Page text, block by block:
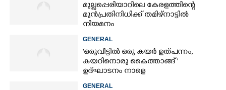
മുല്ലപ്പെരിയാറിലെ കേരളത്തിന്റെ
മുൻപ്രതിനിധിക്ക് തമിഴ്നാട്ടിൽ
നിയമനം
GENERAL
'ഒരുവീട്ടിൽ ഒരു കയർ ഉത്പന്നം,
കയറിനൊരു കൈത്താങ്ങ് '
ഉദ്ഘാടനം നാളെ
GENERAL